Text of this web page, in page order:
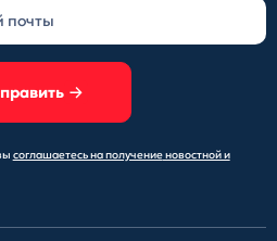
соглашаетесь на получениеновостной и